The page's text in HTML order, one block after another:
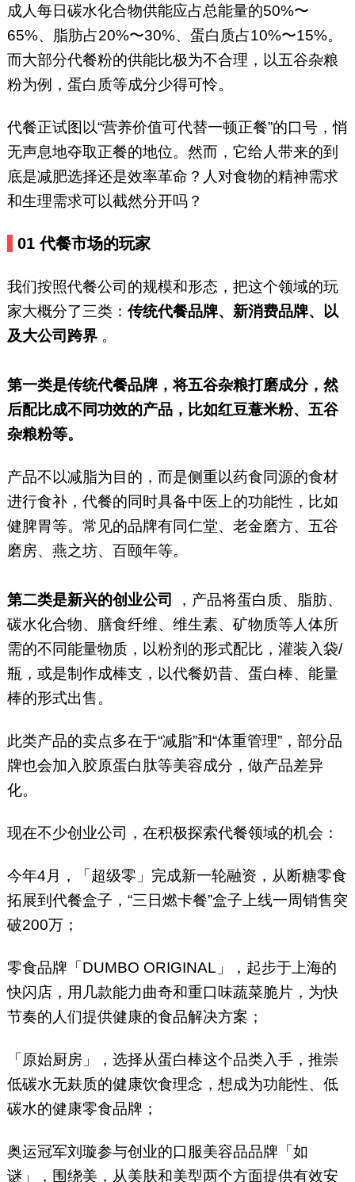
成人每日碳水化合物供能应占总能量的50%〜
65%、脂肪占20%〜30%、蛋白质占10%〜15%。
而大部分代餐粉的供能比极为不合理，以五谷杂粮
粉为例，蛋白质等成分少得可怜。
代餐正试图以“营养价值可代替一顿正餐”的口号，悄
无声息地夺取正餐的地位。然而，它给人带来的到
底是减肥选择还是效率革命？人对食物的精神需求
和生理需求可以截然分开吗？
01代餐市场的玩家
我们按照代餐公司的规模和形态，把这个领域的玩
家大概分了三类： 传统代餐品牌、新消费品牌、以
及大公司跨界 。
第一类是传统代餐品牌，将五谷杂粮打磨成分，然
后配比成不同功效的产品，比如红豆薏米粉、五谷
杂粮粉等。
产品不以减脂为目的，而是侧重以药食同源的食材
进行食补，代餐的同时具备中医上的功能性，比如
健脾胃等。常见的品牌有同仁堂、老金磨方、五谷
磨房、燕之坊、百颐年等。
第二类是新兴的创业公司
，产品将蛋白质、脂肪、
碳水化合物、膳食纤维、维生素、矿物质等人体所
需的不同能量物质，以粉剂的形式配比，灌装入袋/
瓶，或是制作成棒支，以代餐奶昔、蛋白棒、能量
棒的形式出售。
此类产品的卖点多在于“减脂”和“体重管理”，部分品
牌也会加入胶原蛋白肽等美容成分，做产品差异
化。
现在不少创业公司，在积极探索代餐领域的机会：
今年4月，「超级零」完成新一轮融资，从断糖零食
拓展到代餐盒子，“三日燃卡餐”盒子上线一周销售突
破200万；
零食品牌「DUMBO ORIGINAL」，起步于上海的
快闪店，用几款能力曲奇和重口味蔬菜脆片，为快
节奏的人们提供健康的食品解决方案；
「原始厨房」，选择从蛋白棒这个品类入手，推崇
低碳水无麸质的健康饮食理念，想成为功能性、低
碳水的健康零食品牌；
奥运冠军刘璇参与创业的口服美容品品牌「如
谜」，围绕美，从美肤和美型两个方面提供有效安